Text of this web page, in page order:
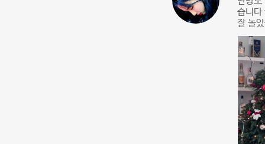
습니다
잘 놀